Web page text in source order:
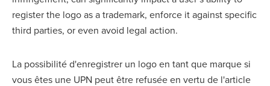
register the logo as a trademark, enforce it against specific
third parties, or even avoid legal action.
La possibilité d'enregistrer un logo en tant que marque si
vous êtes une UPN peut être refusée en vertu de l'article